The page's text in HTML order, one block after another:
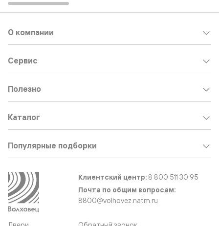
О компании
Сервис
Полезно
Каталог
Популярные подборки
Клиентский центр: 8 800 511 30 95
Почта по общим вопросам:
8800@volhovez.natm.ru